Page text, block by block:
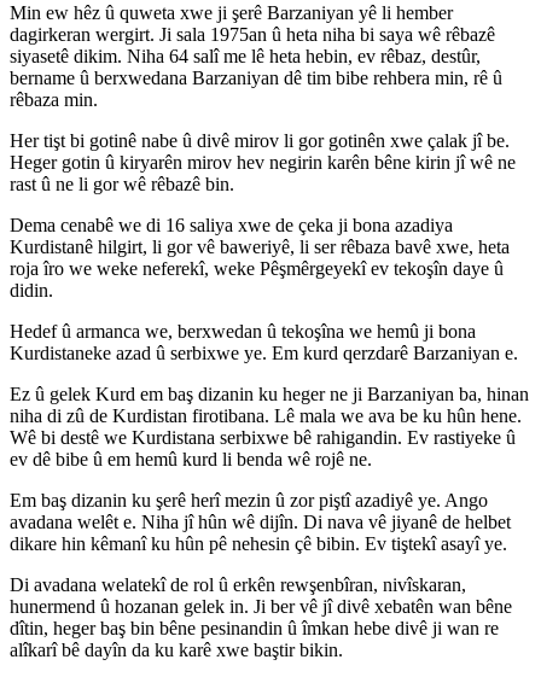
Min ew hêz û quweta xwe ji şerê Barzaniyan yê li hember
dagirkeran wergirt. Ji sala 1975an û heta niha bi saya wê rêbazê
siyasetê dikim. Niha 64 salî me lê heta hebin, ev rêbaz, destûr,
bername û berxwedana Barzaniyan dê tim bibe rehbera min, rê û
rêbaza min.
Her tişt bi gotinê nabe û divê mirov li gor gotinên xwe çalak jî be.
Heger gotin û kiryarên mirov hev negirin karên bêne kirin jî wê ne
rast û ne li gor wê rêbazê bin.
Dema cenabê we di 16 saliya xwe de çeka ji bona azadiya
Kurdistanê hilgirt, li gor vê baweriyê, li ser rêbaza bavê xwe, heta
roja îro we weke neferekî, weke Pêşmêrgeyekî ev tekoşîn daye û
didin.
Hedef û armanca we, berxwedan û tekoşîna we hemû ji bona
Kurdistaneke azad û serbixwe ye. Em kurd qerzdarê Barzaniyan e.
Ez û gelek Kurd em baş dizanin ku heger ne ji Barzaniyan ba, hinan
niha di zû de Kurdistan firotibana. Lê mala we ava be ku hûn hene.
Wê bi destê we Kurdistana serbixwe bê rahigandin. Ev rastiyeke û
ev dê bibe û em hemû kurd li benda wê rojê ne.
Em baş dizanin ku şerê herî mezin û zor piştî azadiyê ye. Ango
avadana welêt e. Niha jî hûn wê dijîn. Di nava vê jiyanê de helbet
dikare hin kêmanî ku hûn pê nehesin çê bibin. Ev tiştekî asayî ye.
Di avadana welatekî de rol û erkên rewşenbîran, nivîskaran,
hunermend û hozanan gelek in. Ji ber vê jî divê xebatên wan bêne
dîtin, heger baş bin bêne pesinandin û îmkan hebe divê ji wan re
alîkarî bê dayîn da ku karê xwe baştir bikin.